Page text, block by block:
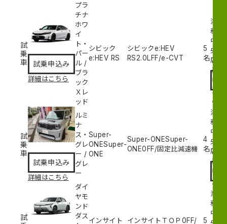
試
乗
車
試乗申込み
詳細はこちら
プラ
チナ
ホワ
イ
ト・
パー
ル/
ブラ
ック
Ｘレ
ッド
シビック
e:HEV RS
シビックe:HEV
RS2.0L FF/e-CVT
5
名
浦
和
中
央
店試
乗
申
込
み
試
乗
車
試乗申込み
詳細はこちら
ルミ
ナ
ス・
グレ
ー /
グレ
ー
Super-
ONESuper-
ONE
Super-ONESuper-
ONE0 FF/固定比減速機
4
名
浦
和
中
央
店試
乗
申
込
み
試
ダイ
ヤモ
ンド
ダス
インサイト インサイトＴＯＰ 0FF/ 5
浦
和
中
央